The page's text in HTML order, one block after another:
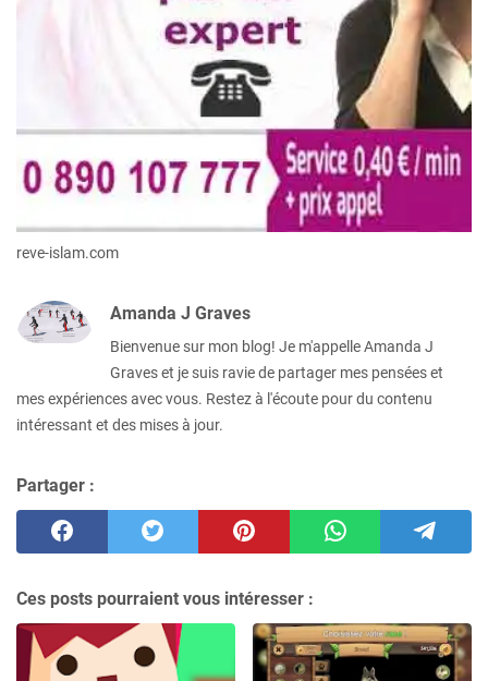
reve-islam.com
Amanda J Graves
Bienvenue sur mon blog! Je m'appelle Amanda J
Graves et je suis ravie de partager mes pensées et
mes expériences avec vous. Restez à l'écoute pour du contenu
intéressant et des mises à jour.
Partager :
Ces posts pourraient vous intéresser :